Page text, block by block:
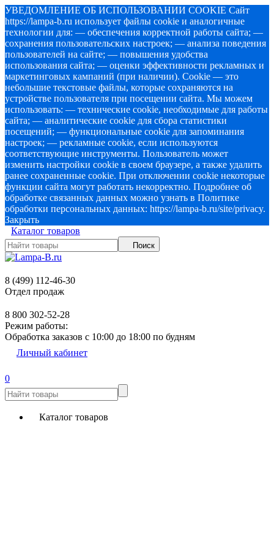
УВЕДОМЛЕНИЕ ОБ ИСПОЛЬЗОВАНИИ COOKIE Сайт
https://lampa-b.ru использует файлы cookie и аналогичные
технологии для: — обеспечения корректной работы сайта; —
сохранения пользовательских настроек; — анализа поведения
пользователей на сайте; — повышения удобства
использования сайта; — оценки эффективности рекламных и
маркетинговых кампаний (при наличии). Cookie — это
небольшие текстовые файлы, которые сохраняются на
устройстве пользователя при посещении сайта. Мы можем
использовать: — технические cookie, необходимые для работы
сайта; — аналитические cookie для сбора статистики
посещений; — функциональные cookie для запоминания
настроек; — рекламные cookie, если используются
соответствующие инструменты. Пользователь может
изменить настройки cookie в своем браузере, а также удалить
ранее сохраненные cookie. При отключении cookie некоторые
функции сайта могут работать некорректно. Подробнее об
обработке связанных данных можно узнать в Политике
обработки персональных данных: https://lampa-b.ru/site/privacy.
Закрыть
Каталог товаров
Поиск
8 (499) 112-46-30
Отдел продаж
8 800 302-52-28
Режим работы:
Обработка заказов с 10:00 до 18:00 по будням
Личный кабинет
0
Каталог товаров